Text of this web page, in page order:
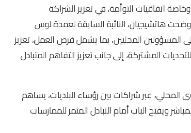
اتفاقيات التوأمة، في تعزيز الشراكة
هاتشيجيان، النائبة السابقة لعمدة لوس
المسؤولين المحليين، بما يشمل فرص العمل، تعزيز
المشتركة، إلى جانب تعزيز التفاهم المتبادل
عبر شراكات بين رؤساء البلديات، يساهم
ويفتح الباب أمام التبادل المثمر للممارسات